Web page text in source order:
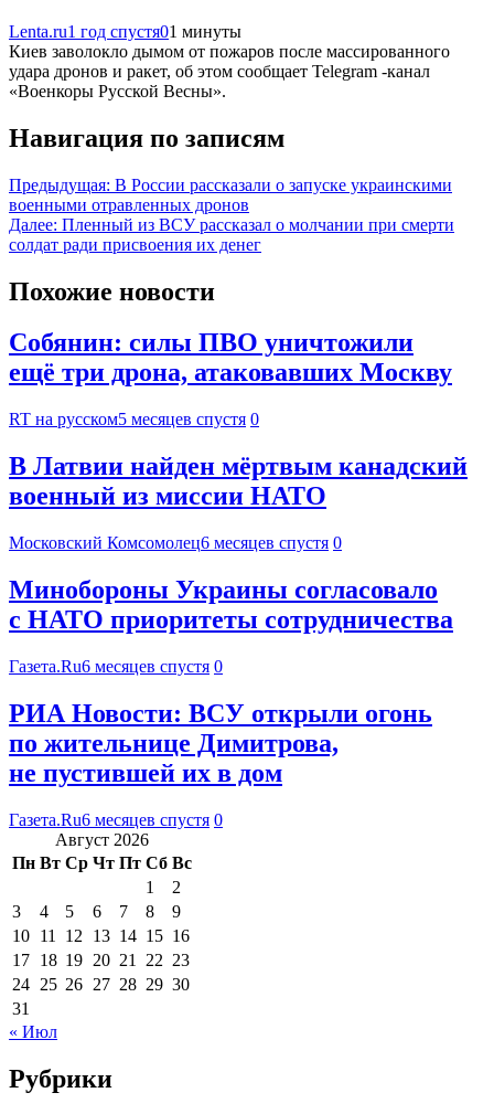
Lenta.ru1 год спустя01 минуты
Киев заволокло дымом от пожаров после массированного
удара дронов и ракет, об этом сообщает Telegram -канал
«Военкоры Русской Весны».
Навигация по записям
Предыдущая: В России рассказали о запуске украинскими
военными отравленных дронов
Далее: Пленный из ВСУ рассказал о молчании при смерти
солдат ради присвоения их денег
Похожие новости
Собянин: силы ПВО уничтожили
ещё три дрона, атаковавших Москву
RT на русском5 месяцев спустя 0
В Латвии найден мёртвым канадский
военный из миссии НАТО
Московский Комсомолец6 месяцев спустя 0
Минобороны Украины согласовало
с НАТО приоритеты сотрудничества
Газета.Ru6 месяцев спустя 0
РИА Новости: ВСУ открыли огонь
по жительнице Димитрова,
не пустившей их в дом
Газета.Ru6 месяцев спустя 0
Август 2026
Пн Вт Ср Чт Пт Сб Вс
1
2
3
4 5 6 7 8
9
10 11 12 13 14 15 16
17 18 19 20 21 22 23
24 25 26 27 28 29 30
31
« Июл
Рубрики